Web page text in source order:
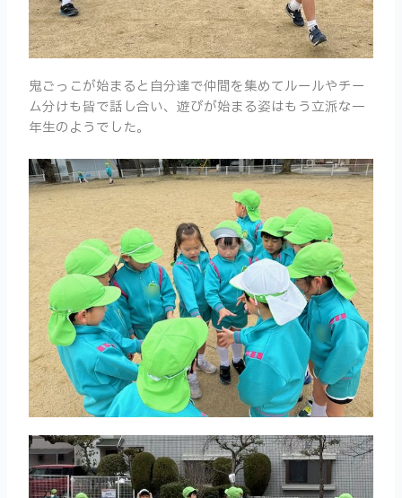
鬼ごっこが始まると自分達で仲間を集めてルールやチー
ム分けも皆で話し合い、遊びが始まる姿はもう立派な一
年生のようでした。